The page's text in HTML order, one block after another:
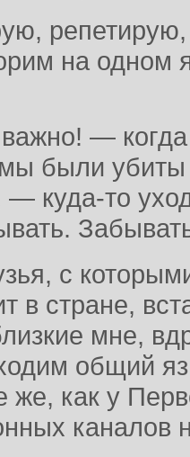
на одном
—
были
— куда-то
с
в стране,
мне,
общий
же, как у
каналов